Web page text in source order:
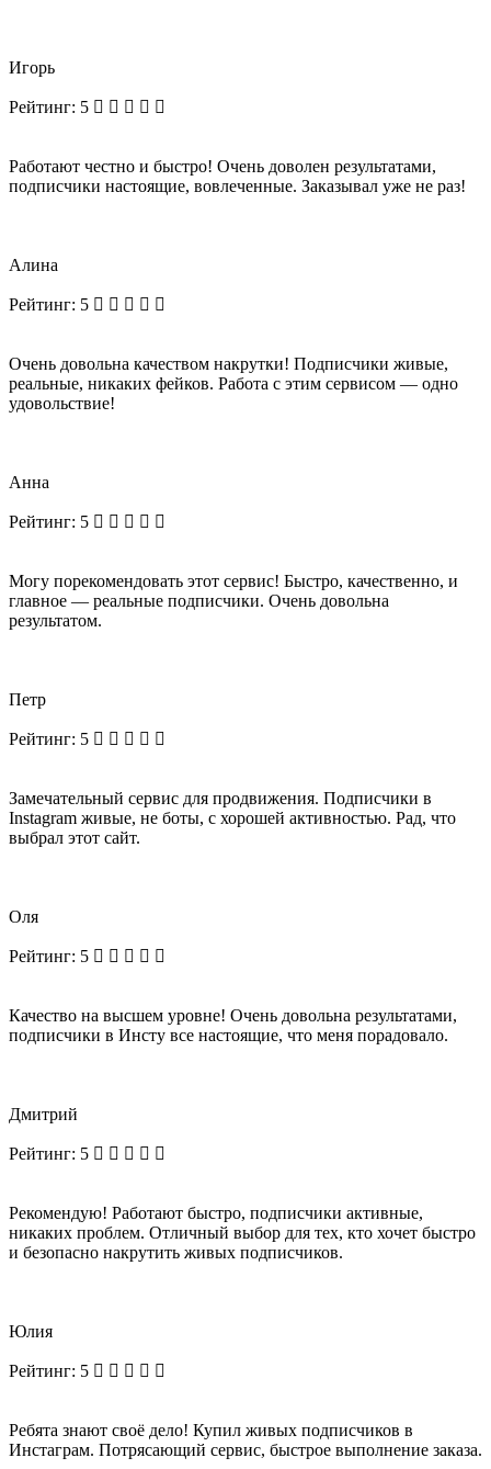
Игорь
Рейтинг: 5
Работают честно и быстро! Очень доволен результатами,
подписчики настоящие, вовлеченные. Заказывал уже не раз!
Алина
Рейтинг: 5
Очень довольна качеством накрутки! Подписчики живые,
реальные, никаких фейков. Работа с этим сервисом — одно
удовольствие!
Анна
Рейтинг: 5
Могу порекомендовать этот сервис! Быстро, качественно, и
главное — реальные подписчики. Очень довольна
результатом.
Петр
Рейтинг: 5
Замечательный сервис для продвижения. Подписчики в
Instagram живые, не боты, с хорошей активностью. Рад, что
выбрал этот сайт.
Оля
Рейтинг: 5
Качество на высшем уровне! Очень довольна результатами,
подписчики в Инсту все настоящие, что меня порадовало.
Дмитрий
Рейтинг: 5
Рекомендую! Работают быстро, подписчики активные,
никаких проблем. Отличный выбор для тех, кто хочет быстро
и безопасно накрутить живых подписчиков.
Юлия
Рейтинг: 5
Ребята знают своё дело! Купил живых подписчиков в
Инстаграм. Потрясающий сервис, быстрое выполнение заказа.